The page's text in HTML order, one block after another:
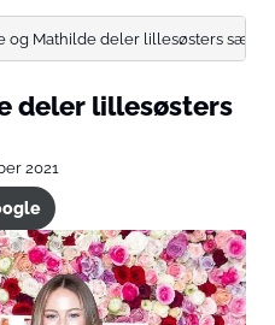
og Mathilde deler lillesøsters
deler lillesøsters
2021